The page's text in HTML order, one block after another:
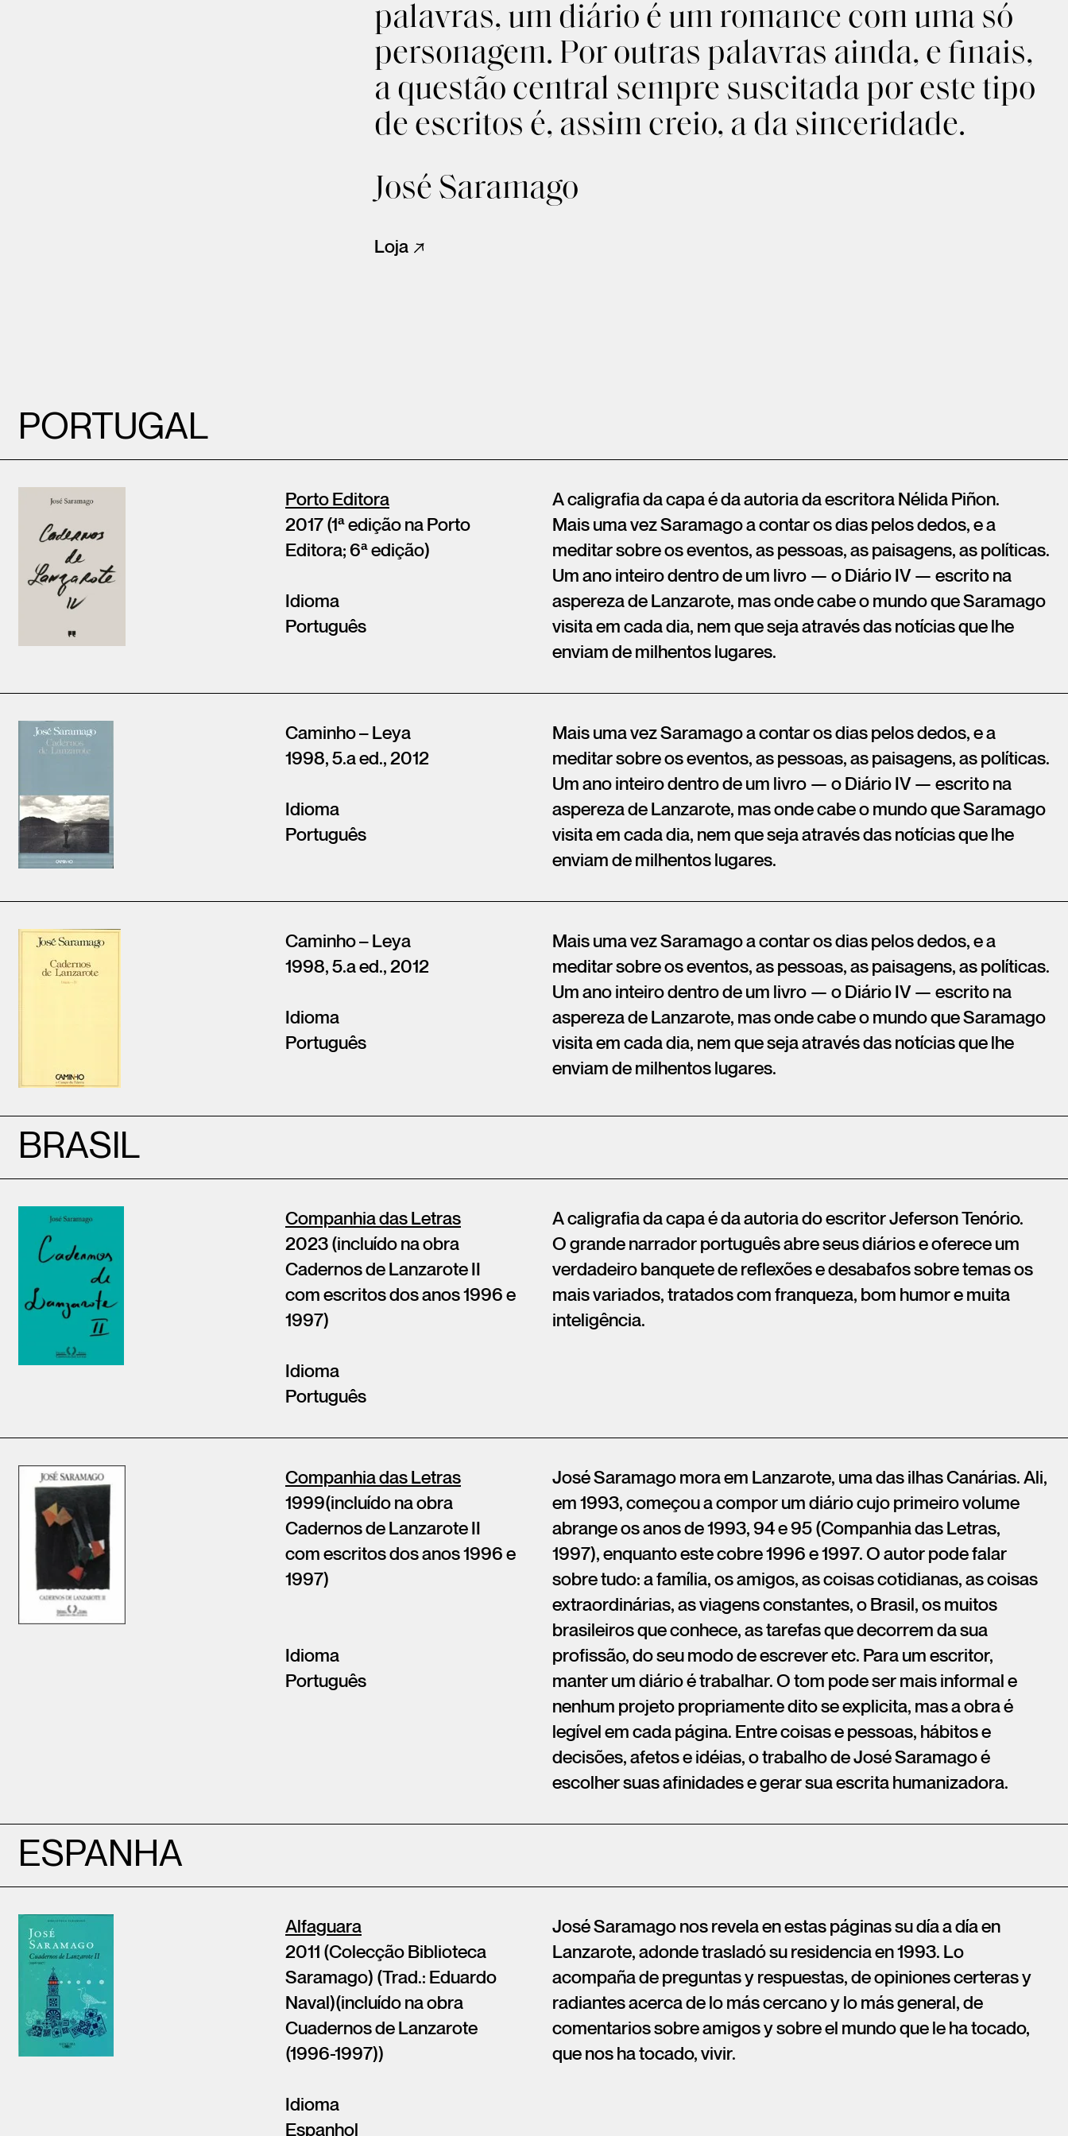
palavras, um diário é um romance com uma só
personagem. Por outras palavras ainda, e finais,
a questão central sempre suscitada por este tipo
de escritos é, assim creio, a da sinceridade.
José Saramago
Loja
PORTUGAL
Porto Editora
2017 (1ª edição na Porto
Editora; 6ª edição)
Idioma
Português
A caligrafia da capa é da autoria da escritora Nélida Piñon.
Mais uma vez Saramago a contar os dias pelos dedos, e a
meditar sobre os eventos, as pessoas, as paisagens, as políticas.
Um ano inteiro dentro de um livro — o Diário IV — escrito na
aspereza de Lanzarote, mas onde cabe o mundo que Saramago
visita em cada dia, nem que seja através das notícias que lhe
enviam de milhentos lugares.
Caminho – Leya
1998, 5.a ed., 2012
Idioma
Português
Mais uma vez Saramago a contar os dias pelos dedos, e a
meditar sobre os eventos, as pessoas, as paisagens, as políticas.
Um ano inteiro dentro de um livro — o Diário IV — escrito na
aspereza de Lanzarote, mas onde cabe o mundo que Saramago
visita em cada dia, nem que seja através das notícias que lhe
enviam de milhentos lugares.
Caminho – Leya
1998, 5.a ed., 2012
Idioma
Português
Mais uma vez Saramago a contar os dias pelos dedos, e a
meditar sobre os eventos, as pessoas, as paisagens, as políticas.
Um ano inteiro dentro de um livro — o Diário IV — escrito na
aspereza de Lanzarote, mas onde cabe o mundo que Saramago
visita em cada dia, nem que seja através das notícias que lhe
enviam de milhentos lugares.
BRASIL
Companhia das Letras
2023 (incluído na obra
Cadernos de Lanzarote II
com escritos dos anos 1996 e
1997)
Idioma
Português
A caligrafia da capa é da autoria do escritor Jeferson Tenório.
O grande narrador português abre seus diários e oferece um
verdadeiro banquete de reflexões e desabafos sobre temas os
mais variados, tratados com franqueza, bom humor e muita
inteligência.
Companhia das Letras
1999(incluído na obra
Cadernos de Lanzarote II
com escritos dos anos 1996 e
1997)
Idioma
Português
José Saramago mora em Lanzarote, uma das ilhas Canárias. Ali,
em 1993, começou a compor um diário cujo primeiro volume
abrange os anos de 1993, 94 e 95 (Companhia das Letras,
1997), enquanto este cobre 1996 e 1997. O autor pode falar
sobre tudo: a família, os amigos, as coisas cotidianas, as coisas
extraordinárias, as viagens constantes, o Brasil, os muitos
brasileiros que conhece, as tarefas que decorrem da sua
profissão, do seu modo de escrever etc. Para um escritor,
manter um diário é trabalhar. O tom pode ser mais informal e
nenhum projeto propriamente dito se explicita, mas a obra é
legível em cada página. Entre coisas e pessoas, hábitos e
decisões, afetos e idéias, o trabalho de José Saramago é
escolher suas afinidades e gerar sua escrita humanizadora.
ESPANHA
Alfaguara
2011 (Colecção Biblioteca
Saramago) (Trad.: Eduardo
Naval)(incluído na obra
Cuadernos de Lanzarote
(1996-1997))
Idioma
Espanhol
José Saramago nos revela en estas páginas su día a día en
Lanzarote, adonde trasladó su residencia en 1993. Lo
acompaña de preguntas y respuestas, de opiniones certeras y
radiantes acerca de lo más cercano y lo más general, de
comentarios sobre amigos y sobre el mundo que le ha tocado,
que nos ha tocado, vivir.